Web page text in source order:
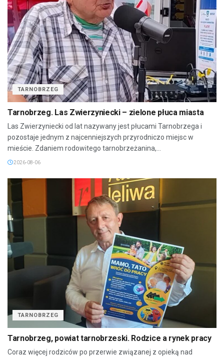
TARNOBRZEG
Tarnobrzeg. Las Zwierzyniecki – zielone płuca miasta
Las Zwierzyniecki od lat nazywany jest płucami Tarnobrzega i
pozostaje jednym z najcenniejszych przyrodniczo miejsc w
mieście. Zdaniem rodowitego tarnobrzeżanina,...
2026-08-06
TARNOBRZEG
Tarnobrzeg, powiat tarnobrzeski. Rodzice a rynek pracy
Coraz więcej rodziców po przerwie związanej z opieką nad